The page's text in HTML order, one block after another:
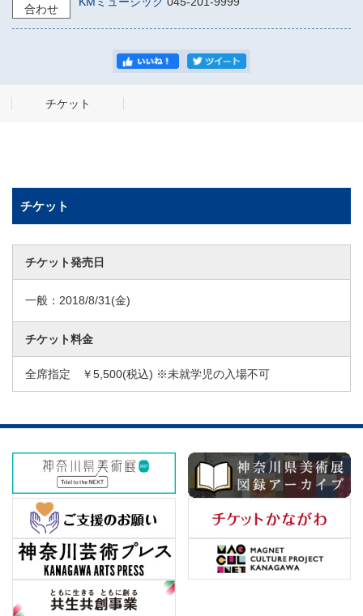
合わせ
チケット
チケット
チケット発売日
一般： 2018/8/31(金)
チケット料金
全席指定 ￥5,500(税込) ※未就学児の入場不可